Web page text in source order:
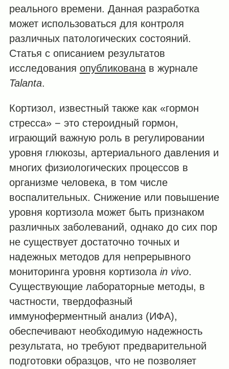
реального времени. Данная разработка
может использоваться для контроля
различных патологических состояний.
Статья с описанием результатов
исследования опубликованав журнале
Talanta.
Кортизол, известный также как «гормон
стресса» − это стероидный гормон,
играющий важную роль в регулировании
уровня глюкозы, артериального давления и
многих физиологических процессов в
организме человека, в том числе
воспалительных. Снижение или повышение
уровня кортизола может быть признаком
различных заболеваний, однако до сих пор
не существует достаточно точных и
надежных методов для непрерывного
мониторинга уровня кортизола in vivo.
Существующие лабораторные методы, в
частности, твердофазный
иммуноферментный анализ (ИФА),
обеспечивают необходимую надежность
результата, но требуют предварительной
подготовки образцов, что не позволяет